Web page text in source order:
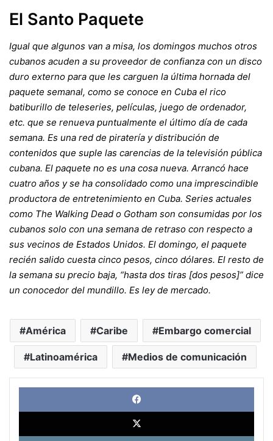
El Santo Paquete
Igual que algunos van a misa, los domingos muchos otros
cubanos acuden a su proveedor de confianza con un disco
duro externo para que les carguen la última hornada del
paquete semanal, como se conoce en Cuba el rico
batiburillo de teleseries, películas, juego de ordenador,
etc. que se renueva puntualmente el último día de cada
semana. Es una red de piratería y distribución de
contenidos que suple las carencias de la televisión pública
cubana. El paquete no es una cosa nueva. Arrancó hace
cuatro años y se ha consolidado como una imprescindible
productora de entretenimiento en Cuba. Series actuales
como The Walking Dead o Gotham son consumidas por los
cubanos solo con una semana de retraso con respecto a
sus vecinos de Estados Unidos. El domingo, el paquete
recién salido cuesta cinco pesos, cinco dólares. El resto de
la semana su precio baja, “hasta dos tiras [dos pesos]” dice
un conocedor del mundillo. Es ley de mercado.
América Caribe Embargo comercial
Latinoamérica Medios de comunicación
X